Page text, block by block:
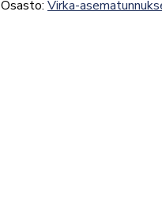
Osasto: Virka-